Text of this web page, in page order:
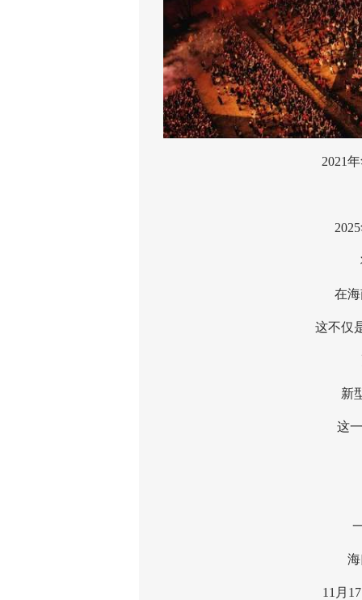
2021年
2025
将
在海南
这不仅是
更
新型
这一
一
海口
11月17